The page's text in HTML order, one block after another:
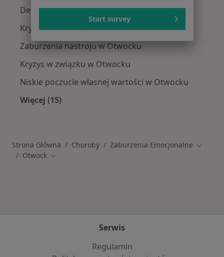
Depresja w Otwocku
Kryzys emocjonalny w Otwocku
Zaburzenia nastroju w Otwocku
Kryzys w związku w Otwocku
Niskie poczucie własnej wartości w Otwocku
Więcej (15)
Strona Główna Choroby Zaburzenia Emocjonalne Zmień
Otwock Zmień miasto
Serwis
Regulamin
Start survey